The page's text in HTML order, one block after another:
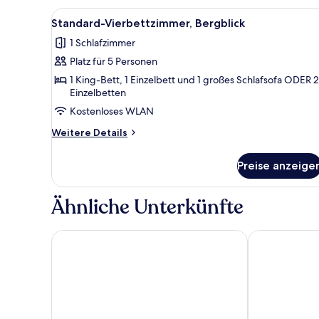
Bergblick
Alle
Fotos
für
Standard-
Vierbettzimmer,
Bergblick
anzeigen
Ein Hotelzimmer mit Bett,
1
Standard-Vierbettzimmer, Bergblick
1 Schlafzimmer
Platz für 5 Personen
1 King-Bett, 1 Einzelbett und 1 großes Schlafsofa ODER 2
Einzelbetten
Kostenloses WLAN
Weitere Details
Weitere
Vierbettzimmer,
Bergblick
Preise
Ähnliche Unterkünfte
harry's home Telfs hotel & apartmentsSeelos –